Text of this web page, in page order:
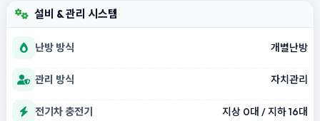
설비 & 관리 시스템
난방 방식 개별난방
관리 방식 자치관리
전기차 충전기 지상 0대 / 지하 16대